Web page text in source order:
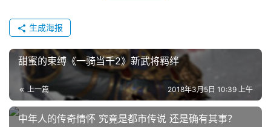
茶
对
接
会
上
生成海报
甜蜜的束缚《一骑当千2》新武将羁绊
上一篇 2018年3月5日 10:39 上午
中年人的传奇情怀 究竟是都市传说 还是确有其事？